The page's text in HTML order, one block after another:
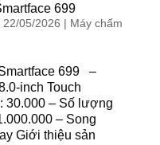
699
22/05/2026 | Máy chấm
699 –
inch Touch
30.000 – Số lượng
– Song
Giới thiệu sản